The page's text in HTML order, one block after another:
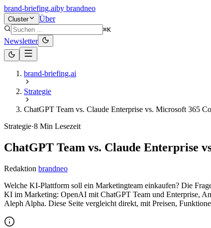
brand-briefing.aiby brandneo
Cluster Über
⌘K
Newsletter
brand-briefing.ai
Strategie
ChatGPT Team vs. Claude Enterprise vs. Microsoft 365
Strategie·8 Min Lesezeit
ChatGPT Team vs. Claude Enterprise
Redaktion brandneo
Welche KI-Plattform soll ein Marketingteam einkaufen? Die
KI im Marketing: OpenAI mit ChatGPT Team und Enterprise,
Aleph Alpha. Diese Seite vergleicht direkt, mit Preisen,